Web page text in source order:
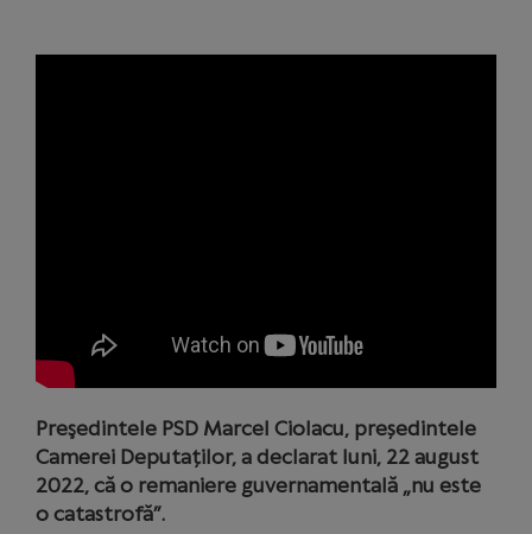
Preşedintele PSD Marcel Ciolacu, președintele
Camerei Deputaților, a declarat luni, 22 august
2022, că o remaniere guvernamentală „nu este
o catastrofă”.